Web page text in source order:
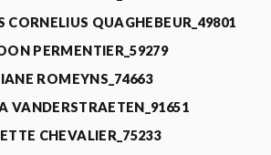
CORNELIUS QUAGHEBEUR_49801
PERMENTIER_59279
ROMEYNS_74663
VANDERSTRAETEN_91651
CHEVALIER_75233